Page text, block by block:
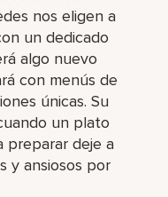
nos eligen a
un dedicado
algo nuevo
con menús de
únicas. Su
un plato
preparar deje a
y ansiosos por